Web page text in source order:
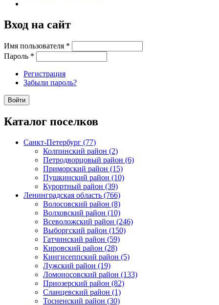
Вход на сайт
Имя пользователя *
Пароль *
Регистрация
Забыли пароль?
Каталог поселков
Санкт-Петербург (77)
Колпинский район (2)
Петродворцовый район (6)
Приморский район (15)
Пушкинский район (10)
Курортный район (39)
Ленинградская область (766)
Волосовский район (8)
Волховский район (10)
Всеволожский район (246)
Выборгский район (150)
Гатчинский район (59)
Кировский район (28)
Кингисеппский район (5)
Лужский район (19)
Ломоносовский район (133)
Приозерский район (82)
Сланцевский район (1)
Тосненский район (30)